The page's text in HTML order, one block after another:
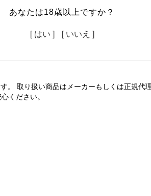
あなたは18歳以上ですか？
[ はい ] [ いいえ ]
。 取り扱い商品はメーカーもしくは正規代
ください。